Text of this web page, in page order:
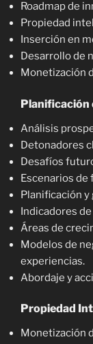
Roadmap de
Propiedad
Inserción en
Desarrollo de
Monetización
Análisis
Detonadores
Desafíos
Escenarios de
Planificación
Indicadores
Áreas de
Modelos de
experiencias.
Abordaje y
Propiedad
Monetización